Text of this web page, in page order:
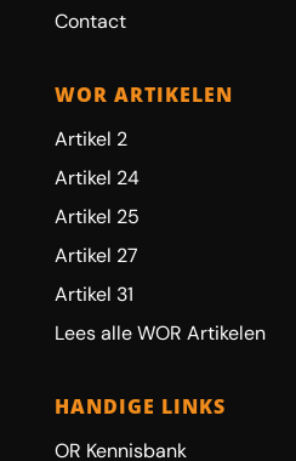
Contact
WOR ARTIKELEN
Artikel 2
Artikel 24
Artikel 25
Artikel 27
Artikel 31
Lees alle WOR Artikelen
HANDIGE LINKS
OR Kennisbank